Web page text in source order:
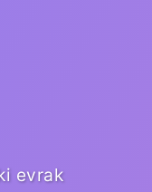
evrak